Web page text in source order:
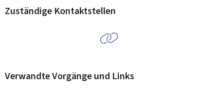
Zuständige Kontaktstellen
Verwandte Vorgänge und Links